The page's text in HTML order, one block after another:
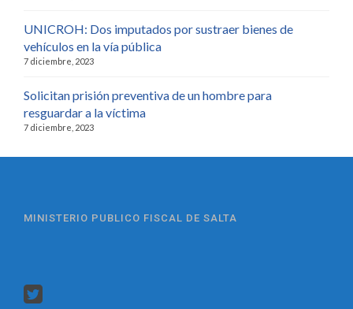
UNICROH: Dos imputados por sustraer bienes de
vehículos en la vía pública
7 diciembre, 2023
Solicitan prisión preventiva de un hombre para
resguardar a la víctima
7 diciembre, 2023
MINISTERIO PUBLICO FISCAL DE SALTA